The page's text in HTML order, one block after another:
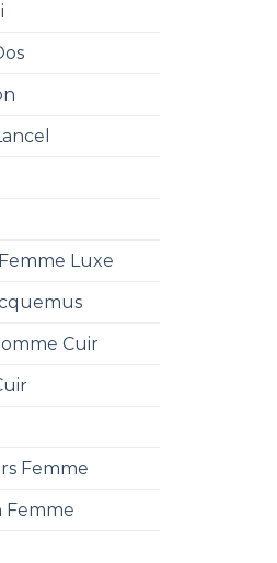
Luxe
Cuir
Femme
Femme